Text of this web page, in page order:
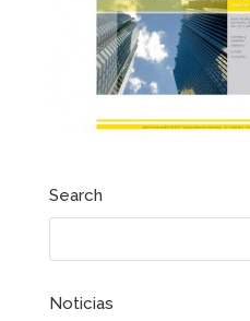
Search
Noticias